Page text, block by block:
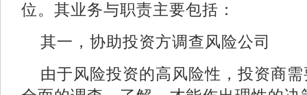
位。其业务与职责主要包括：
其一，协助投资方调查风险公司
由于风险投资的高风险性，投资商